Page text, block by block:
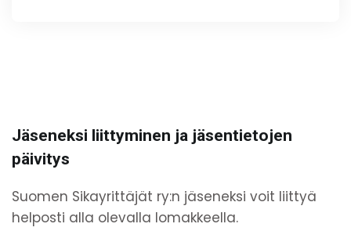
Jäseneksi liittyminen ja jäsentietojen
päivitys
Suomen Sikayrittäjät ry:n jäseneksi voit liittyä
helposti alla olevalla lomakkeella.